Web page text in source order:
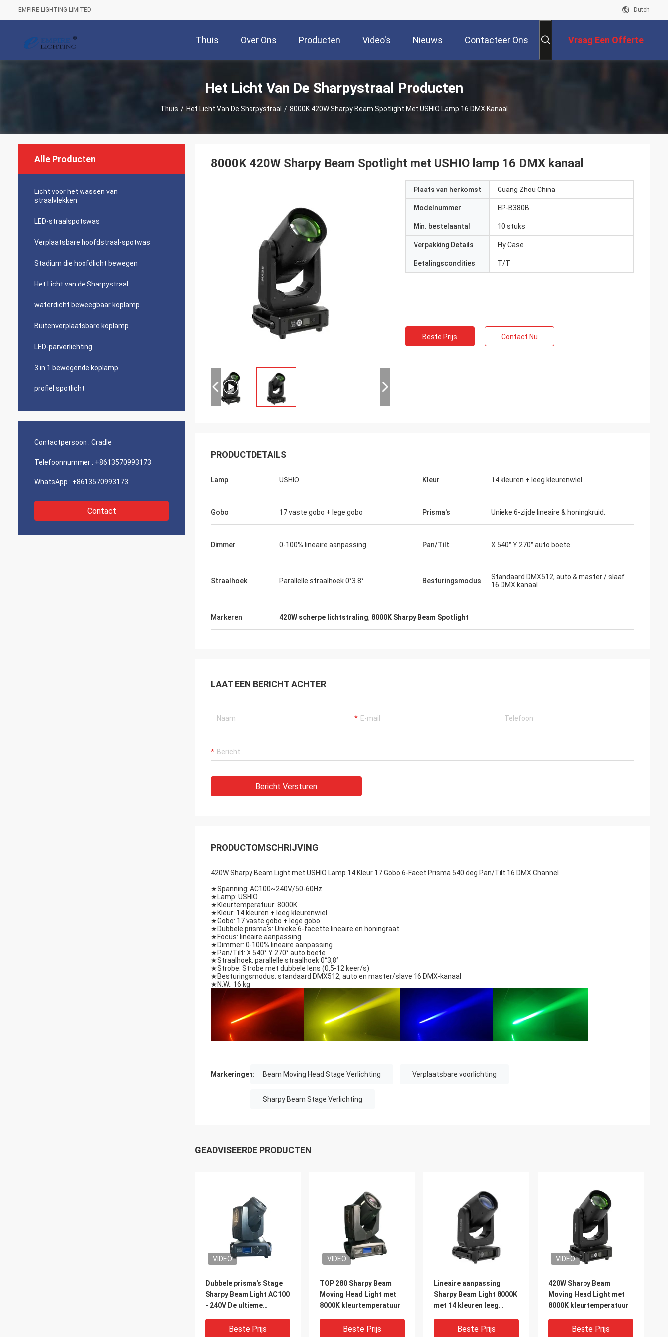
EMPIRE LIGHTING LIMITED Dutch
Thuis Over Ons Producten Video's Nieuws Contacteer Ons Vraag Een Offerte
Het Licht Van De Sharpystraal Producten
Thuis / Het Licht Van De Sharpystraal / 8000K 420W Sharpy Beam Spotlight Met USHIO Lamp 16 DMX Kanaal
Alle Producten
Licht voor het wassen van
straalvlekken
LED-straalspotswas
Verplaatsbare hoofdstraal-spotwas
Stadium die hoofdlicht bewegen
Het Licht van de Sharpystraal
waterdicht beweegbaar koplamp
Buitenverplaatsbare koplamp
LED-parverlichting
3 in 1 bewegende koplamp
profiel spotlicht
Contactpersoon : Cradle
Telefoonnummer : +8613570993173
WhatsApp : +8613570993173
Contact
8000K 420W Sharpy Beam Spotlight met USHIO lamp 16 DMX kanaal
Plaats van herkomst Guang Zhou China
Modelnummer EP-B380B
Min. bestelaantal 10 stuks
Verpakking Details Fly Case
Betalingscondities T/T
Beste Prijs Contact Nu
PRODUCTDETAILS
Lamp USHIO Kleur 14 kleuren + leeg kleurenwiel
Gobo 17 vaste gobo + lege gobo Prisma's Unieke 6-zijde lineaire & honingkruid.
Dimmer 0-100% lineaire aanpassing Pan/Tilt X 540° Y 270° auto boete
Straalhoek Parallelle straalhoek 0°3.8° Besturingsmodus
Standaard DMX512, auto & master / slaaf
16 DMX kanaal
Markeren 420W scherpe lichtstraling, 8000K Sharpy Beam Spotlight
LAAT EEN BERICHT ACHTER
Bericht Versturen
PRODUCTOMSCHRIJVING
420W Sharpy Beam Light met USHIO Lamp 14 Kleur 17 Gobo 6-Facet Prisma 540 deg Pan/Tilt 16 DMX Channel
★Spanning: AC100~240V/50-60Hz
★ Lamp: USHIO
★ Kleurtemperatuur: 8000K
★ Kleur: 14 kleuren + leeg kleurenwiel
★Gobo: 17 vaste gobo + lege gobo
★ Dubbele prisma's: Unieke 6-facette lineaire en honingraat.
★ Focus: lineaire aanpassing
★ Dimmer: 0-100% lineaire aanpassing
★ Pan/Tilt: X 540° Y 270° auto boete
★Straalhoek: parallelle straalhoek 0°3,8°
★Strobe: Strobe met dubbele lens (0,5-12 keer/s)
★ Besturingsmodus: standaard DMX512, auto en master/slave 16 DMX-kanaal
★ N.W.: 16 kg
Markeringen: Beam Moving Head Stage Verlichting Verplaatsbare voorlichting
Sharpy Beam Stage Verlichting
GEADVISEERDE PRODUCTEN
VIDEO
Dubbele prisma's Stage
Sharpy Beam Light AC100
- 240V De ultieme
Beste Prijs
VIDEO
TOP 280 Sharpy Beam
Moving Head Light met
8000K kleurtemperatuur
Beste Prijs
Lineaire aanpassing
Sharpy Beam Light 8000K
met 14 kleuren leeg
Beste Prijs
VIDEO
420W Sharpy Beam
Moving Head Light met
8000K kleurtemperatuur
Beste Prijs